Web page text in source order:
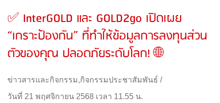
✅ InterGOLD และ GOLD2go เปิดเผย
“เกราะป้องกัน” ที่ทำให้ข้อมูลการลงทุนส่วน
ตัวของคุณ ปลอดภัยระดับโลก! 🌐
ข่าวสารและกิจกรรม,กิจกรรมประชาสัมพันธ์ /
วันที่ 21 พฤศจิกายน 2568 เวลา 11.55 น.